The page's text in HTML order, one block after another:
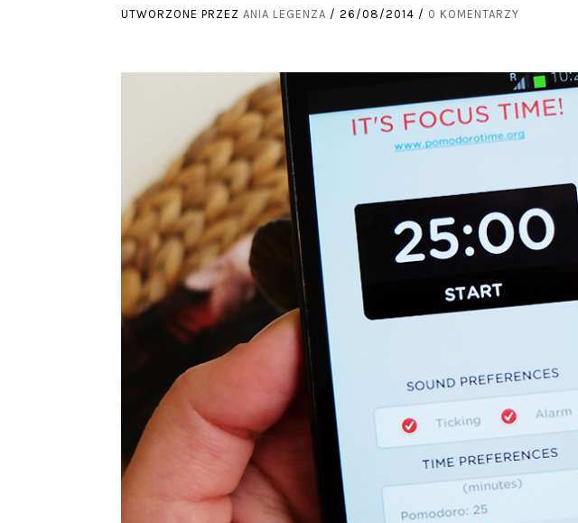
UTWORZONE PRZEZANIA LEGENZA /26/08/2014 / 0 KOMENTARZY